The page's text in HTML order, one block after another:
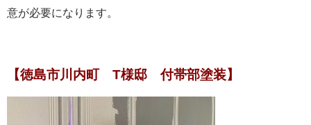
意が必要になります。
【徳島市川内町 T様邸 付帯部塗装】